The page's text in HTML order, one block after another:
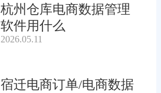
杭州仓库电商数据管理
软件用什么
2026.05.11
宿迁电商订单/电商数据